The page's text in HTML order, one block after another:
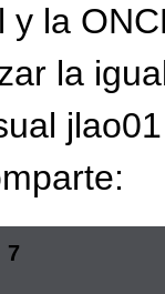
y la
la
7